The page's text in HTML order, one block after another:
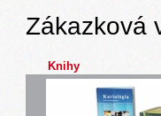
Zákazková
Knihy